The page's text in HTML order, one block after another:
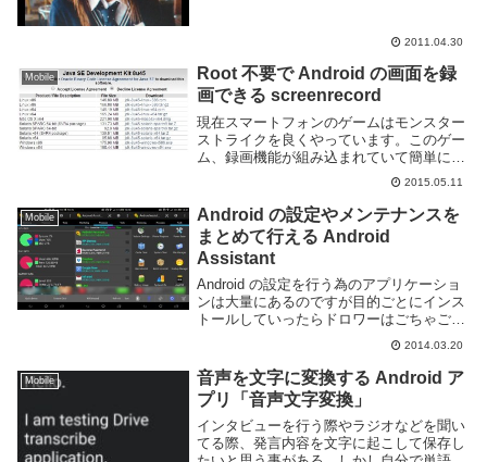
分のアプリからインテントでカメラを起動
2011.04.30
Mobile
Root 不要で Android の画面を録
画できる screenrecord
現在スマートフォンのゲームはモンスター
ストライクを良くやっています。このゲー
ム、録画機能が組み込まれていて簡単にプ
レイ動画を録画して投稿する事が可能で
す。が、ゴジラ等のコラボキャラは録画に
含める事ができずちょっと困っていた。別
に公開する目的...
2015.05.11
Mobile
Android の設定やメンテナンスを
まとめて行える Android
Assistant
Android の設定を行う為のアプリケーショ
ンは大量にあるのですが目的ごとにインス
トールしていったらドロワーはごちゃごち
ゃするし容量は食うしなんか常駐してるし
というあんまり嬉しくない状態になる。あ
まり使わないような機能はまとまっている
とあ...
2014.03.20
Mobile
音声を文字に変換する Android ア
プリ「音声文字変換」
インタビューを行う際やラジオなどを聞い
てる際、発言内容を文字に起こして保存し